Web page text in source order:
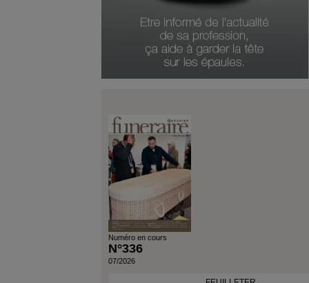
Type De Produit
Genre Du Produit
Numéro en cours
N°336
07/2026